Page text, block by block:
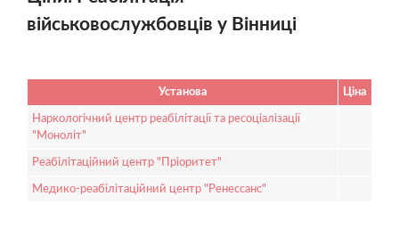
військовослужбовців у Вінниці
Установа Ціна
Наркологічний центр реабілітації та ресоціалізації
"Моноліт"
Реабілітаційний центр "Пріоритет"
Медико-реабілітаційний центр "Ренессанс"